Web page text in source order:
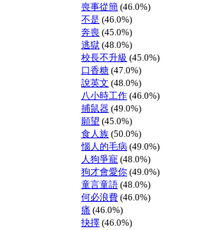
喪事從簡 (46.0%)
不是 (46.0%)
奔喪 (45.0%)
逃獄 (48.0%)
校長不升級 (45.0%)
口香糖 (47.0%)
說英文 (48.0%)
八小時工作 (46.0%)
捕鼠器 (49.0%)
願望 (45.0%)
食人族 (50.0%)
惱人的毛病 (49.0%)
人狗爭寵 (48.0%)
狗才會愛你 (49.0%)
童言童語 (48.0%)
何必浪費 (46.0%)
痛 (46.0%)
抉擇 (46.0%)